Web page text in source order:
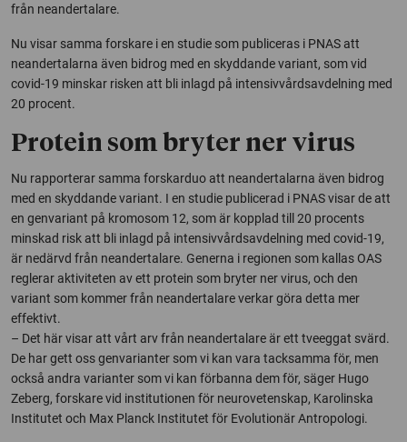
från neandertalare.
Nu visar samma forskare i en studie som publiceras i PNAS att
neandertalarna även bidrog med en skyddande variant, som vid
covid-19 minskar risken att bli inlagd på intensivvårdsavdelning med
20 procent.
Protein som bryter ner virus
Nu rapporterar samma forskarduo att neandertalarna även bidrog
med en skyddande variant. I en studie publicerad i PNAS visar de att
en genvariant på kromosom 12, som är kopplad till 20 procents
minskad risk att bli inlagd på intensivvårdsavdelning med covid-19,
är nedärvd från neandertalare. Generna i regionen som kallas OAS
reglerar aktiviteten av ett protein som bryter ner virus, och den
variant som kommer från neandertalare verkar göra detta mer
effektivt.
– Det här visar att vårt arv från neandertalare är ett tveeggat svärd.
De har gett oss genvarianter som vi kan vara tacksamma för, men
också andra varianter som vi kan förbanna dem för, säger Hugo
Zeberg, forskare vid institutionen för neurovetenskap, Karolinska
Institutet och Max Planck Institutet för Evolutionär Antropologi.